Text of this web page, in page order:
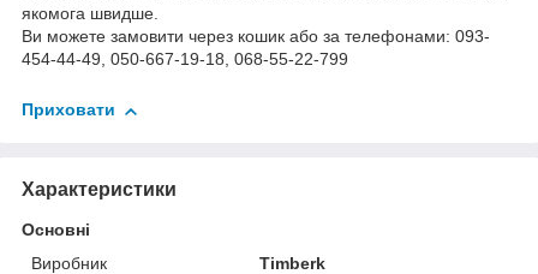
якомога швидше.
Ви можете замовити через кошик або за телефонами: 093-
454-44-49, 050-667-19-18, 068-55-22-799
Приховати
Характеристики
Основні
Виробник
Timberk